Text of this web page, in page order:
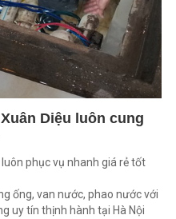
Diệu luôn cung
phục vụ nhanh giá rẻ tốt
ống, van nước, phao nước với
uy tín thịnh hành tại Hà Nội